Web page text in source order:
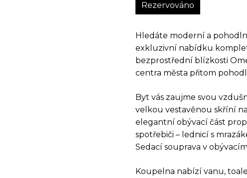
Rezervováno
Hledáte moderní a
exkluzivní nabídku
bezprostřední blízkosti
centra města přitom
Byt vás zaujme svou
velkou vestavěnou skříní
elegantní obývací část
spotřebiči – lednicí s
Sedací souprava v
Koupelna nabízí vanu,